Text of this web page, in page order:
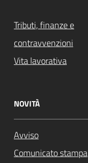
Tributi, finanze e
contravvenzioni
Vita lavorativa
NOVITÀ
Avviso
Comunicato stampa